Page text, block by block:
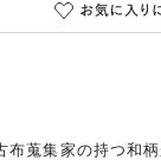
蒐集家の持つ和